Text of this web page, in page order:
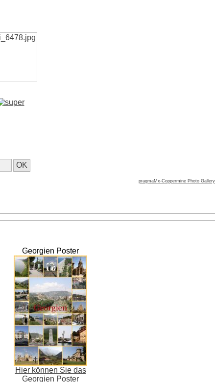
pragmaMx-Coppermine Photo Gallery
Georgien Poster
Hier können Sie das
Georgien Poster